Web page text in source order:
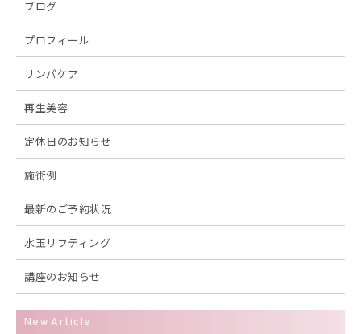
ブログ
プロフィール
リンパケア
再生美容
定休日のお知らせ
施術例
最新のご予約状況
水玉リフティング
講座のお知らせ
New Article